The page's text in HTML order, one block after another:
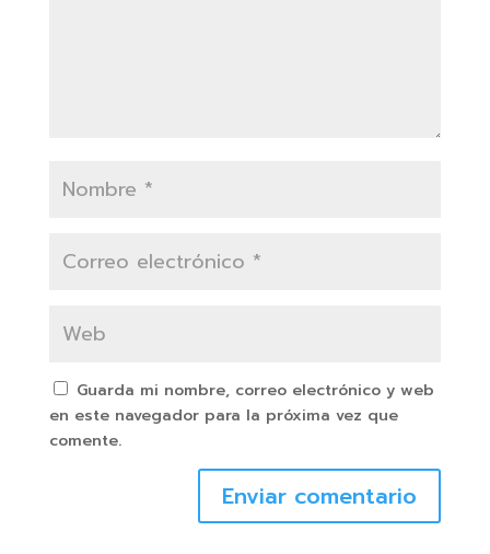
Guarda mi nombre, correo electrónico y web
en este navegador para la próxima vez que
comente.
Enviar comentario